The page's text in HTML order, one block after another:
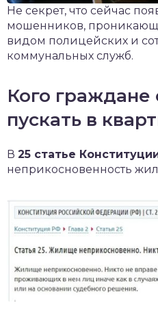
Не секрет, что сейчас
мошенников,
видом полицейских и
коммунальных служб.
Кого граждане
пускать в
В 25 статье
неприкосновенность